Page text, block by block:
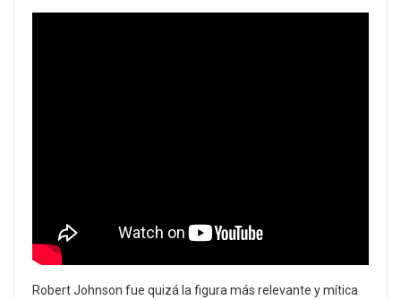
Robert Johnson fue quizá la figura más relevante y mítica